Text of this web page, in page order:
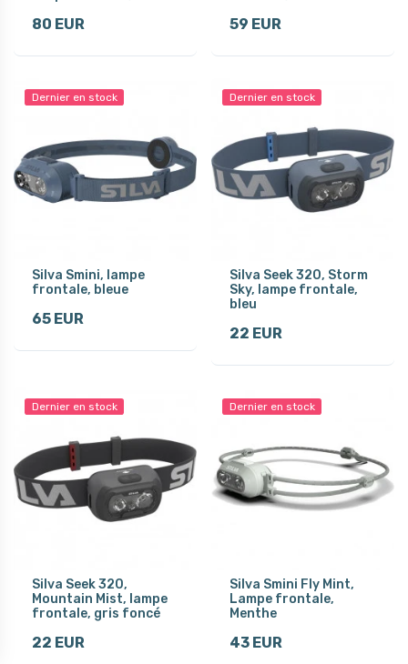
80 EUR 59 EUR
Dernier en stock
Silva Smini, lampe
frontale, bleue
65 EUR
Dernier en stock
Silva Seek 320, Storm
Sky, lampe frontale,
bleu
22 EUR
Dernier en stock
Silva Seek 320,
Mountain Mist, lampe
frontale, gris foncé
22 EUR
Dernier en stock
Silva Smini Fly Mint,
Lampe frontale,
Menthe
43 EUR